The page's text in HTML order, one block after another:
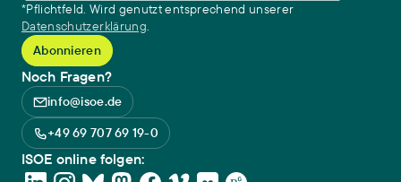
*Pflichtfeld. Wird genutzt entsprechend unserer
Datenschutzerklärung.
Noch Fragen?
info@isoe.de
+49 69 707 69 19-0
ISOE online folgen: